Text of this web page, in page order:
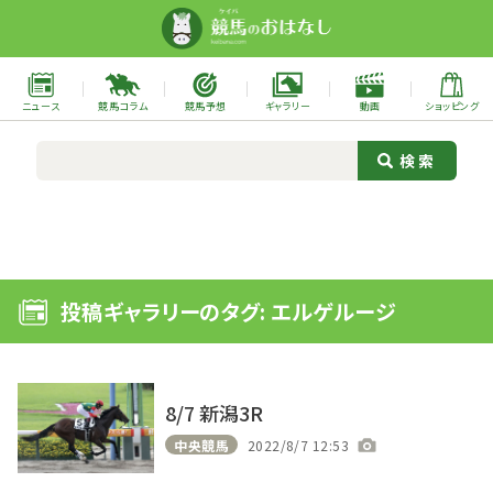
ニュース 競馬コラム 競馬予想 ギャラリー 動画 ショッピング
投稿ギャラリーのタグ: エルゲルージ
8/7 新潟3R
中央競馬 2022/8/7 12:53